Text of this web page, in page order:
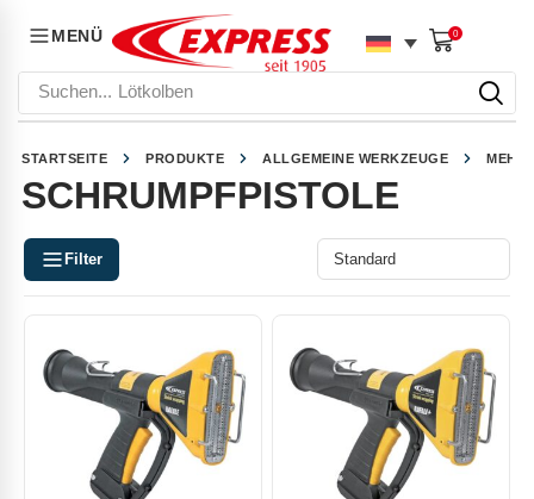
MENÜ 0
Suchen... Lötkolben
STARTSEITE PRODUKTE ALLGEMEINE WERKZEUGE
SCHRUMPFPISTOLE
Filter